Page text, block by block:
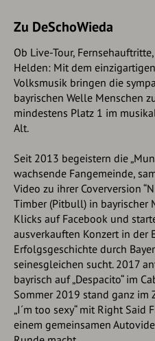
Zu DeSchoWieda
Ob Live-Tour,
Helden: Mit dem
Volksmusik bringen die
bayrischen Welle Menschen
mindestens Platz 1 im
Alt.
Seit 2013 begeistern die
wachsende Fangemeinde,
Video zu ihrer Coverversion
Timber (Pitbull) in
Klicks auf Facebook und
ausverkauften Konzert in der
Erfolgsgeschichte durch
seinesgleichen sucht. 2017
bayrisch auf „Despacito“ im
Sommer 2019 stand ganz im
„I´m too sexy“ mit Right Said
einem gemeinsamen